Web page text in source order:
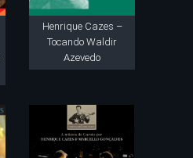
Henrique Cazes –
Tocando Waldir
Azevedo